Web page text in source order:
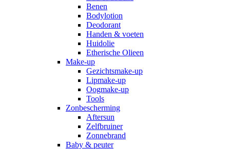
Benen
Bodylotion
Deodorant
Handen & voeten
Huidolie
Etherische Olieen
Make-up
Gezichtsmake-up
Lipmake-up
Oogmake-up
Tools
Zonbescherming
Aftersun
Zelfbruiner
Zonnebrand
Baby & peuter